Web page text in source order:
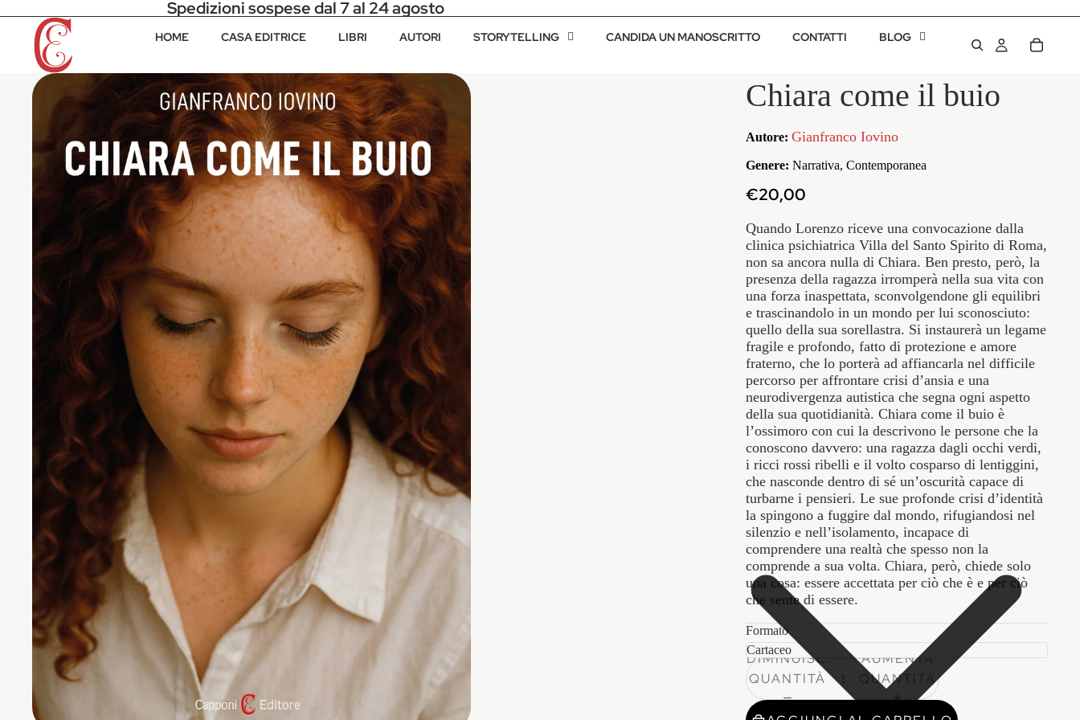
Spedizioni sospese dal 7 al 24 agosto
HOME CASA EDITRICE LIBRI AUTORI STORYTELLING CANDIDA UN MANOSCRITTO CONTATTI BLOG
Chiara come il buio
Autore: Gianfranco Iovino
Genere: Narrativa, Contemporanea
€20,00
Quando Lorenzo riceve una convocazione dalla
clinica psichiatrica Villa del Santo Spirito di Roma,
non sa ancora nulla di Chiara. Ben presto, però, la
presenza della ragazza irromperà nella sua vita con
una forza inaspettata, sconvolgendone gli equilibri
e trascinandolo in un mondo per lui sconosciuto:
quello della sua sorellastra. Si instaurerà un legame
fragile e profondo, fatto di protezione e amore
fraterno, che lo porterà ad affiancarla nel difficile
percorso per affrontare crisi d’ansia e una
neurodivergenza autistica che segna ogni aspetto
della sua quotidianità. Chiara come il buio è
l’ossimoro con cui la descrivono le persone che la
conoscono davvero: una ragazza dagli occhi verdi,
i ricci rossi ribelli e il volto cosparso di lentiggini,
che nasconde dentro di sé un’oscurità capace di
turbarne i pensieri. Le sue profonde crisi d’identità
la spingono a fuggire dal mondo, rifugiandosi nel
silenzio e nell’isolamento, incapace di
comprendere una realtà che spesso non la
comprende a sua volta. Chiara, però, chiede solo
una cosa: essere accettata per ciò che è e per ciò
che sente di essere.
Formato
DIMINUISCI
QUANTITÀ
AUMENTA
QUANTITÀ